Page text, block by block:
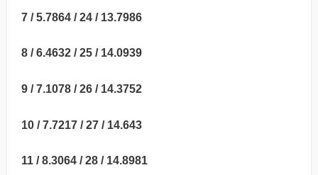
7 / 5.7864 / 24 / 13.7986
8 / 6.4632 / 25 / 14.0939
9 / 7.1078 / 26 / 14.3752
10 / 7.7217 / 27 / 14.643
11 / 8.3064 / 28 / 14.8981